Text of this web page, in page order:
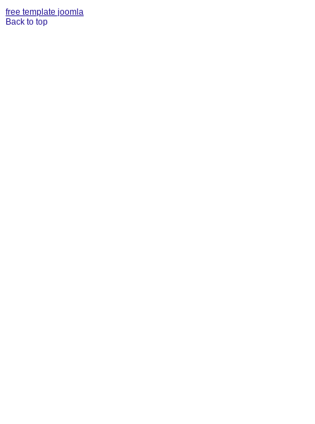
free template joomla
Back to top